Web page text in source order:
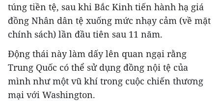
túng tiền tệ, sau khi Bắc Kinh tiến hành hạ giá
đồng Nhân dân tệ xuống mức nhạy cảm (về mặt
chính sách) lần đầu tiên sau 11 năm.
Động thái này làm dấy lên quan ngại rằng
Trung Quốc có thể sử dụng đồng nội tệ của
mình như một vũ khí trong cuộc chiến thương
mại với Washington.